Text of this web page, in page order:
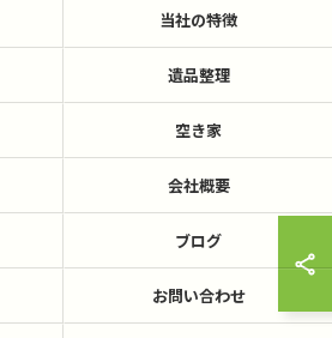
当社の特徴
遺品整理
空き家
会社概要
ブログ
お問い合わせ